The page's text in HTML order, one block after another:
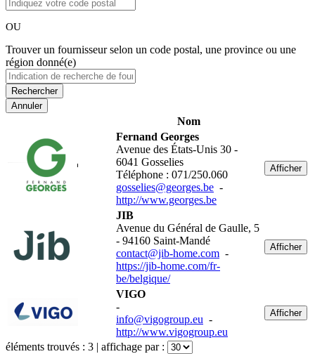
OU
Trouver un fournisseur selon un code postal, une province ou une
région donné(e)
Annuler
Nom
Fernand Georges
Avenue des États-Unis 30 -
6041 Gosselies
Téléphone : 071/250.060
gosselies@georges.be -
http://www.georges.be
Afficher
JIB
Avenue du Général de Gaulle, 5
- 94160 Saint-Mandé
contact@jib-home.com -
https://jib-home.com/fr-
be/belgique/
Afficher
VIGO
-
info@vigogroup.eu -
http://www.vigogroup.eu
Afficher
éléments trouvés : 3 | affichage par :